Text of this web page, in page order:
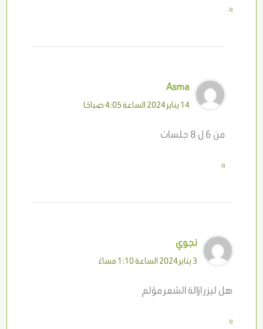
رد
Asma
14 يناير 2024 الساعة 4:05 صباحًا
من 6 ل 8 جلسات
رد
نجوي
3 يناير 2024 الساعة 1:10 مساءً
هل ليزر ازالة الشعر مؤلم
رد